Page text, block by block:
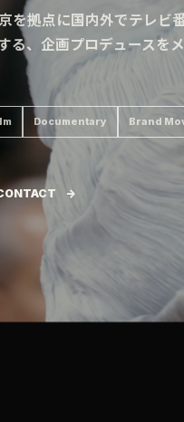
を拠点に国内外でテレビ
る、企画プロデュースを
Documentary Brand